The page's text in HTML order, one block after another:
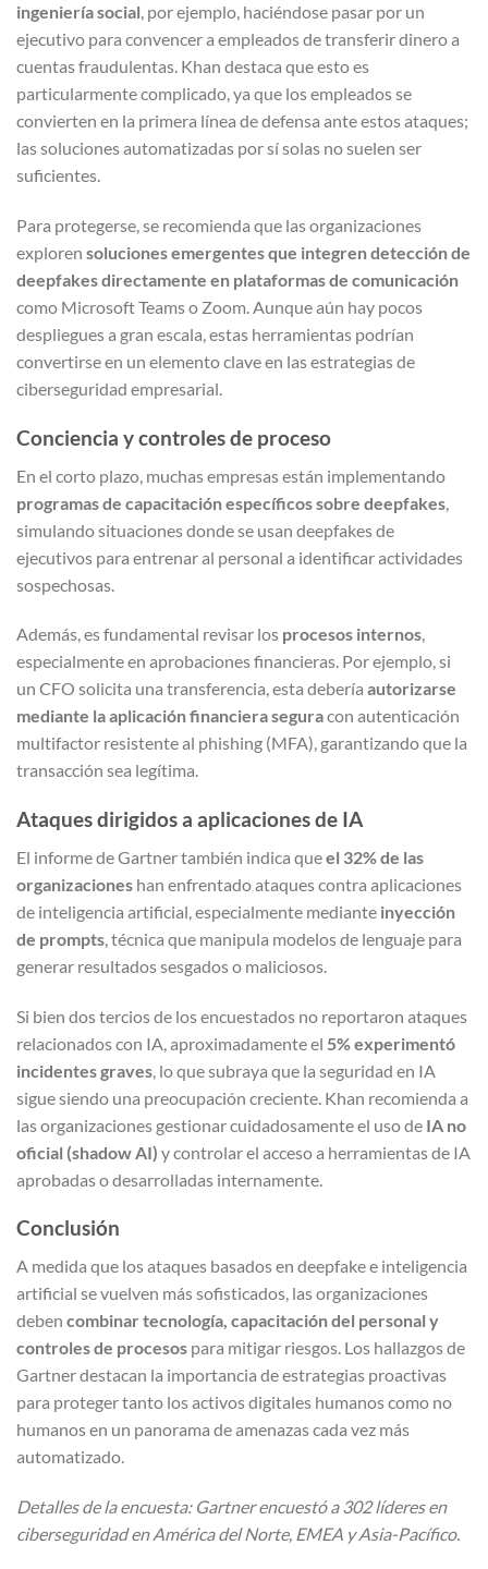
ingeniería social, por ejemplo, haciéndose pasar por un
ejecutivo para convencer a empleados de transferir dinero a
cuentas fraudulentas. Khan destaca que esto es
particularmente complicado, ya que los empleados se
convierten en la primera línea de defensa ante estos ataques;
las soluciones automatizadas por sí solas no suelen ser
suficientes.
Para protegerse, se recomienda que las organizaciones
exploren soluciones emergentes que integren detección de
deepfakes directamente en plataformas de comunicación
como Microsoft Teams o Zoom. Aunque aún hay pocos
despliegues a gran escala, estas herramientas podrían
convertirse en un elemento clave en las estrategias de
ciberseguridad empresarial.
Conciencia y controles de proceso
En el corto plazo, muchas empresas están implementando
programas de capacitación específicos sobre deepfakes
simulando situaciones donde se usan deepfakes de
ejecutivos para entrenar al personal a identificar actividades
sospechosas.
Además, es fundamental revisar los procesos internos,
especialmente en aprobaciones financieras. Por ejemplo, si
un CFO solicita una transferencia, esta debería autorizarse
mediante la aplicación financiera seguracon autenticación
multifactor resistente al phishing (MFA), garantizando que la
transacción sea legítima.
Ataques dirigidos a aplicaciones de IA
El informe de Gartner también indica queel 32% de las
organizaciones han enfrentado ataques contra aplicaciones
de inteligencia artificial, especialmente mediante inyección
de prompts, técnica que manipula modelos de lenguaje para
generar resultados sesgados o maliciosos.
Si bien dos tercios de los encuestados no reportaron ataques
relacionados con IA, aproximadamente el 5% experimentó
incidentes graves , lo que subraya que la seguridad en IA
sigue siendo una preocupación creciente. Khan recomienda a
las organizaciones gestionar cuidadosamente el uso de IA no
oficial (shadow AI) y controlar el acceso a herramientas de IA
aprobadas o desarrolladas internamente.
Conclusión
A medida que los ataques basados en deepfake e inteligencia
artificial se vuelven más sofisticados, las organizaciones
deben combinar tecnología, capacitación del personal y
controles de procesos para mitigar riesgos. Los hallazgos de
Gartner destacan la importancia de estrategias proactivas
para proteger tanto los activos digitales humanos como no
humanos en un panorama de amenazas cada vez más
automatizado.
Detalles de la encuesta: Gartner encuestó a 302 líderes en
ciberseguridad en América del Norte, EMEA y Asia-Pacífico.